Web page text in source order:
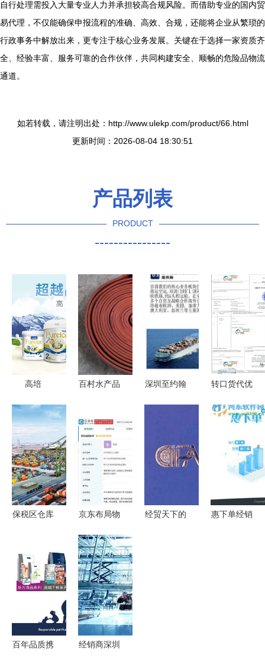
自行处理需投入大量专业人力并承担较高合规风险。而借助专业的国内贸
易代理，不仅能确保申报流程的准确、高效、合规，还能将企业从繁琐的
行政事务中解放出来，更专注于核心业务发展。关键在于选择一家资质齐
全、经验丰富、服务可靠的合作伙伴，共同构建安全、顺畅的危险品物流
通道。
如若转载，请注明出处：http://www.ulekp.com/product/66.html
更新时间：2026-08-04 18:30:51
产品列表
PRODUCT
----------------
高培
国内贸易代
理之路 机
遇与挑战并
存的增长新
引擎
百村水产品
理费用与条
件详解
深圳至约翰
专线与贸易
转口货代优
17年专业服
州国内贸易
代理
保税区仓库
国内贸易代
理的国际化
优化
京东布局物
联企业注资
2.12亿元成
立新公司，
聚焦国内贸
易代理
经贸天下的
惠下单经销
百年品质携
经销商深圳